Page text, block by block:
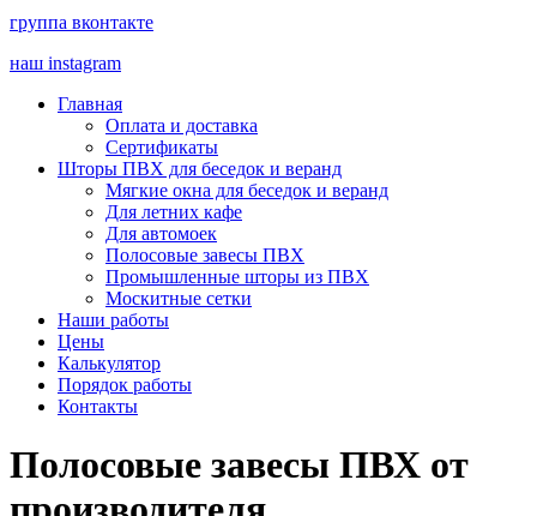
группа вконтакте
наш instagram
Главная
Оплата и доставка
Сертификаты
Шторы ПВХ для беседок и веранд
Мягкие окна для беседок и веранд
Для летних кафе
Для автомоек
Полосовые завесы ПВХ
Промышленные шторы из ПВХ
Москитные сетки
Наши работы
Цены
Калькулятор
Порядок работы
Контакты
Полосовые завесы ПВХ от